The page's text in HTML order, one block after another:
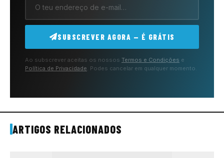
SUBSCREVER AGORA — É GRÁTIS
Ao subscrever aceitas os nossos Termos e Condições e
Política de Privacidade . Podes cancelar em qualquer momento.
ARTIGOS RELACIONADOS